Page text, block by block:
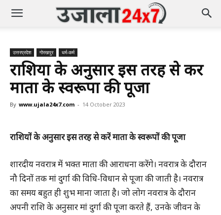
उत्तरप्रदेश गोरखपुर धर्म-कर्म
राशियों के अनुसार इस तरह से करें
माता के स्वरूपों की पूजा
By www.ujala24x7.com - 14 October 2023
राशियों के अनुसार इस तरह से करें माता के स्वरूपों की पूजा
शारदीय नवरात्र में भक्त माता की आराधना करेंगे। नवरात्र के दौरान
नौ दिनों तक मां दुर्गा की विधि-विधान से पूजा की जाती है। नवरात्र
का समय बहुत ही शुभ माना जाता है। जो लोग नवरात्र के दौरान
अपनी राशि के अनुसार मां दुर्गा की पूजा करते हैं, उनके जीवन के